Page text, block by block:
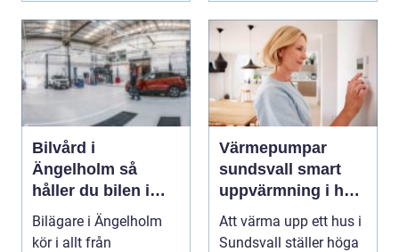
Bilvård i
Ängelholm så
håller du bilen i
toppskick året runt
Bilägare i Ängelholm
kör i allt från
Värmepumpar
sundsvall smart
uppvärmning i hårt
klimat
Att värma upp ett hus i
Sundsvall ställer höga